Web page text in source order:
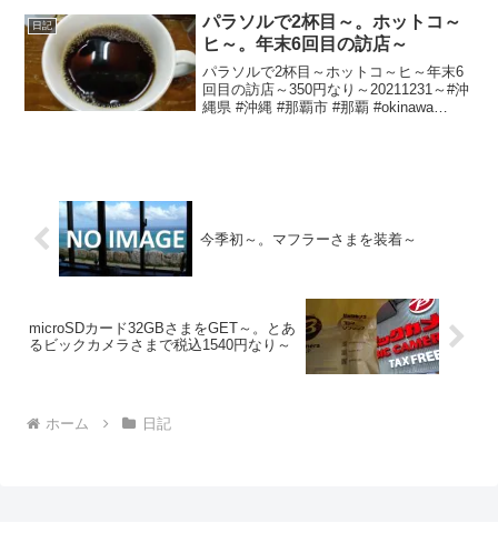
日記
パラソルで2杯目～。ホットコ～
ヒ～。年末6回目の訪店～
パラソルで2杯目～ホットコ～ヒ～年末6
回目の訪店～350円なり～20211231～#沖
縄県 #沖縄 #那覇市 #那覇 #okinawa
今季初～。マフラーさまを装着～
microSDカード32GBさまをGET～。とあ
るビックカメラさまで税込1540円なり～
ホーム 日記